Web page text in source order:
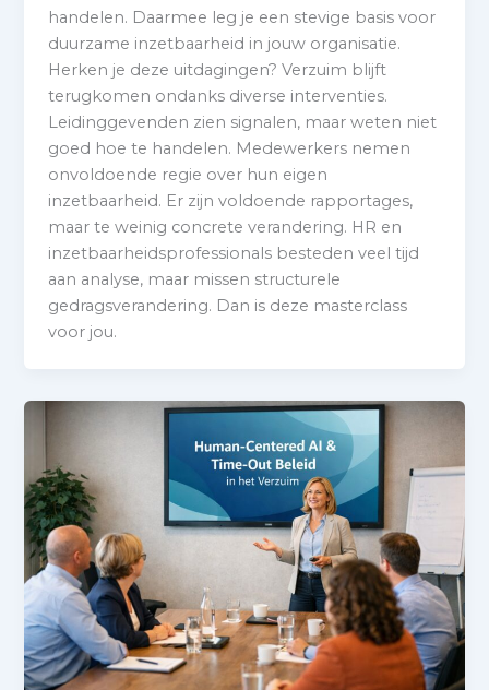
handelen. Daarmee leg je een stevige basis voor
duurzame inzetbaarheid in jouw organisatie.
Herken je deze uitdagingen? Verzuim blijft
terugkomen ondanks diverse interventies.
Leidinggevenden zien signalen, maar weten niet
goed hoe te handelen. Medewerkers nemen
onvoldoende regie over hun eigen
inzetbaarheid. Er zijn voldoende rapportages,
maar te weinig concrete verandering. HR en
inzetbaarheidsprofessionals besteden veel tijd
aan analyse, maar missen structurele
gedragsverandering. Dan is deze masterclass
voor jou.